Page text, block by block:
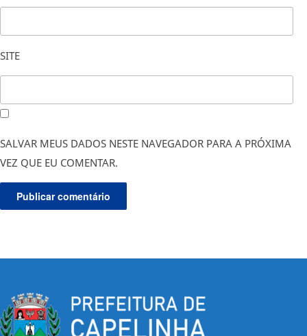
SITE
SALVAR MEUS DADOS NESTE NAVEGADOR PARA A PRÓXIMA
VEZ QUE EU COMENTAR.